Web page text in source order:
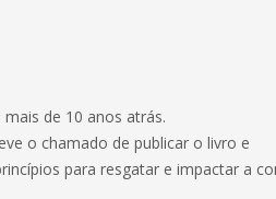
de 10 anos atrás.
o chamado de publicar o livro e
para resgatar e impactar a